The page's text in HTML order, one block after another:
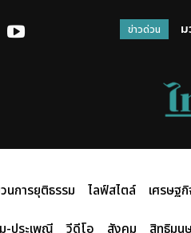
ข่าวด่วน
ม
นการยุติธรรม ไลฟ์สไตล์ เศรษฐ
-ประเพณี วีดีโอ สังคม สิทธิมนุ